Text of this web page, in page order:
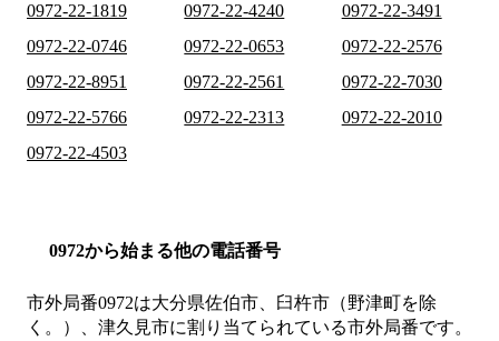
0972-22-1819
0972-22-4240
0972-22-3491
0972-22-0746
0972-22-0653
0972-22-2576
0972-22-8951
0972-22-2561
0972-22-7030
0972-22-5766
0972-22-2313
0972-22-2010
0972-22-4503
0972から始まる他の電話番号
市外局番0972は大分県佐伯市、臼杵市（野津町を除
く。）、津久見市に割り当てられている市外局番です。